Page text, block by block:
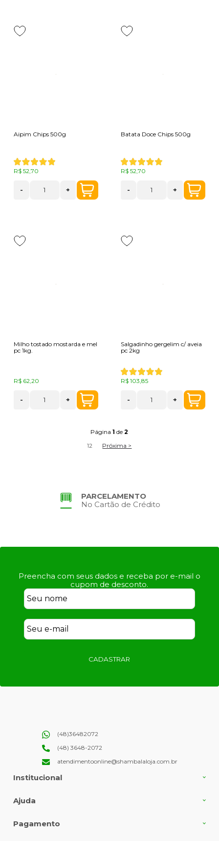
Aipim Chips 500g
R$ 52,70
- +
Batata Doce Chips 500g
R$ 52,70
- +
Milho tostado mostarda e mel
pc 1kg.
R$ 62,20
- +
Salgadinho gergelim c/ aveia
pc 2kg
R$ 103,85
- +
Página1 de2
12 Próxima >
PARCELAMENTO
No Cartão de Crédito
Preencha com seus dados e receba por e-mail o
cupom de desconto.
CADASTRAR
Institucional
Ajuda
(48)36482072
(48) 3648-2072
atendimentoonline@shambalaloja.com.br
Pagamento